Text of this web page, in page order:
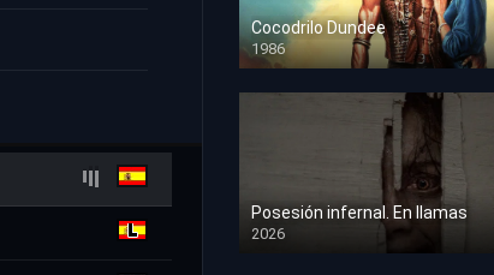
Cocodrilo Dundee
1986
HD 1080p
Posesión infernal. En llamas
2026
HD 1080p